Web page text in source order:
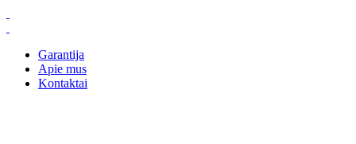
Garantija
Apie mus
Kontaktai